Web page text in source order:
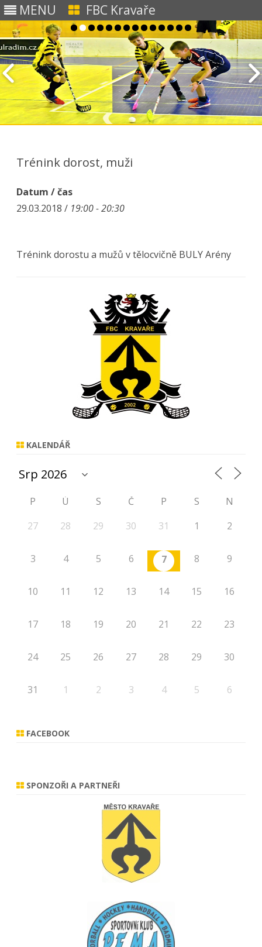
MENU FBC Kravaře
Trénink dorost, muži
Datum / čas
29.03.2018 / 19:00 - 20:30
Trénink dorostu a mužů v tělocvičně BULY Arény
KALENDÁŘ
P Ú S Č P S
N
27
28 29 30 31 1 2
3 4 5 6 7 8 9
10 11 12 13 14 15 16
17 18 19 20 21 22 23
24 25 26 27 28 29 30
31 1 2 3 4 5 6
FACEBOOK
SPONZOŘI A PARTNEŘI